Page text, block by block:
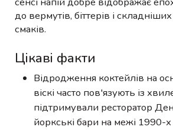
до вермутів, біттерів і
смаків.
Цікаві факти
Відродження коктейлів на
віскі часто пов'язують із
підтримували ресторатор
йоркські бари на межі 1990-